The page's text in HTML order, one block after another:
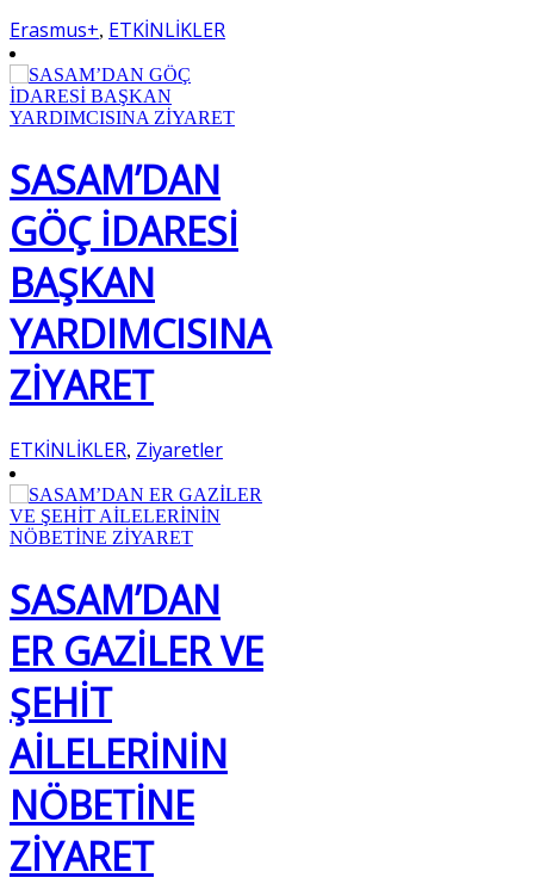
Erasmus+, ETKİNLİKLER
SASAM’DAN
GÖÇ İDARESİ
BAŞKAN
YARDIMCISINA
ZİYARET
ETKİNLİKLER, Ziyaretler
SASAM’DAN
ER GAZİLER VE
ŞEHİT
AİLELERİNİN
NÖBETİNE
ZİYARET